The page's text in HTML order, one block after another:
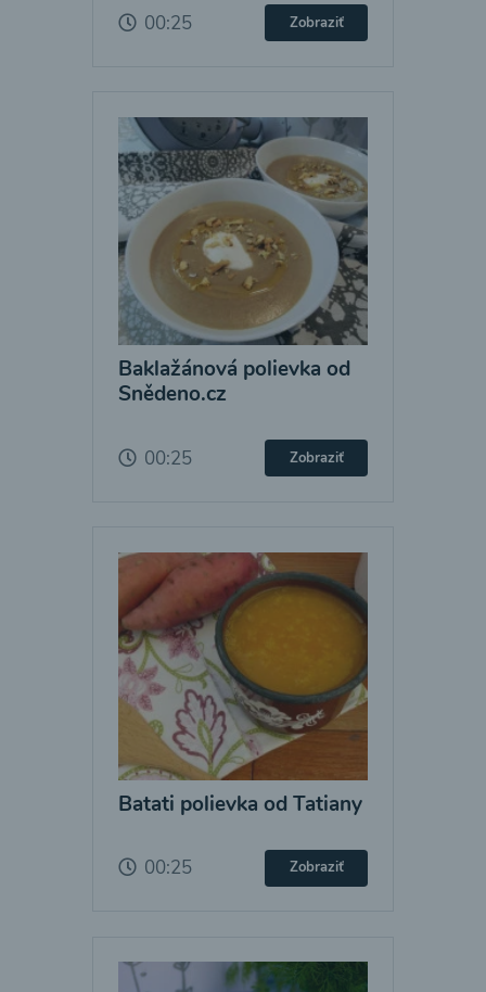
00:25 Zobraziť
Baklažánová polievka od
Snědeno.cz
00:25 Zobraziť
Batati polievka od Tatiany
00:25 Zobraziť